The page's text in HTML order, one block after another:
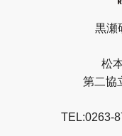
黒瀬
松
第二協
TEL:0263-